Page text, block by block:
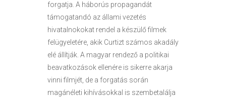
forgatja. A háborús propagandát
támogatandó az állami vezetés
hivatalnokokat rendel a készülő filmek
felügyeletére, akik Curtizt számos akadály
elé állítják. A magyar rendező a politikai
beavatkozások ellenére is sikerre akarja
vinni filmjét, de a forgatás során
magánéleti kihívásokkal is szembetalálja